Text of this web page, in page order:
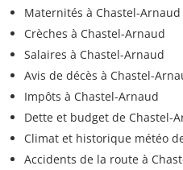
Maternités à Chastel-Arnaud
Crèches à Chastel-Arnaud
Salaires à Chastel-Arnaud
Avis de décès à Chastel-
Impôts à Chastel-Arnaud
Dette et budget de Chastel-
Climat et historique météo
Accidents de la route à